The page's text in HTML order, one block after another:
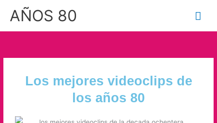
AÑOS 80
Los mejores videoclips de
los años 80